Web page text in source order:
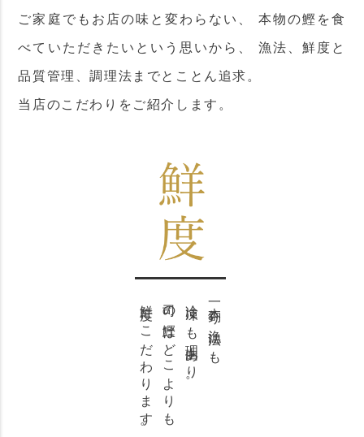
ご家庭でもお店の味と変わらない、 本物の鰹を食
べていただきたいという思いから、 漁法、鮮度と
品質管理、調理法までとことん追求。
当店のこだわりをご紹介します。
一本釣り漁法にも
冷凍にも理由あり。
司の鰹はどこよりも
鮮度にこだわります。